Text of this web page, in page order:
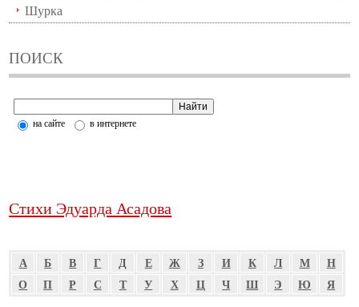
Шурка
ПОИСК
на сайте в интернете
Стихи Эдуарда Асадова
А Б В Г Д Е Ж З И К Л М
Н
О
П Р С Т У Х Ц Ч Ш Э Ю
Я